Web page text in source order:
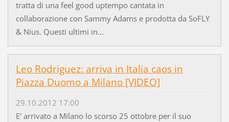
tratta di una feel good uptempo cantata in
collaborazione con Sammy Adams e prodotta da SoFLY
& Nius. Questi ultimi in...
Leo Rodriguez: arriva in Italia caos in
Piazza Duomo a Milano [VIDEO]
29.10.2012 17:00
E' arrivato a Milano lo scorso 25 ottobre per il suo